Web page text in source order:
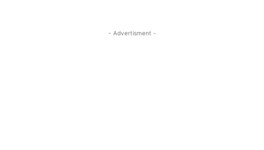
- Advertisment -